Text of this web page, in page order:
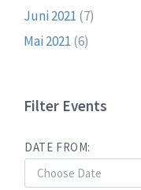
Juni 2021 (7)
Mai 2021 (6)
Filter Events
DATE FROM: